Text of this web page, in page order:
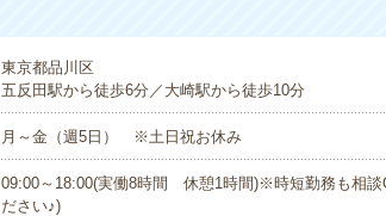
東京都品川区
五反田駅から徒歩6分／大崎駅から徒歩10分
月～金（週5日） ※土日祝お休み
09:00～18:00(実働8時間 休憩1時間)※時短勤務も相談
ださい♪)